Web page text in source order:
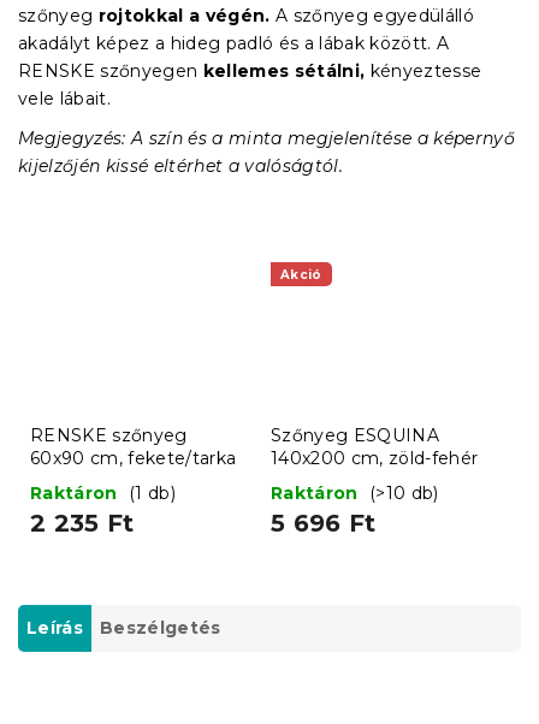
szőnyeg rojtokkal a végén. A szőnyeg egyedülálló
akadályt képez a hideg padló és a lábak között. A
RENSKE szőnyegen kellemes sétálni, kényeztesse
vele lábait.
Megjegyzés: A szín és a minta megjelenítése a képernyő
kijelzőjén kissé eltérhet a valóságtól.
RENSKE szőnyeg
60x90 cm, fekete/tarka
Raktáron
(1 db)
2 235 Ft
Akció
Szőnyeg ESQUINA
140x200 cm, zöld-fehér
Raktáron
(>10 db)
5 696 Ft
Leírás Beszélgetés